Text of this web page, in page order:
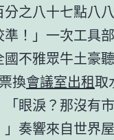
之八十七點八
！」一次工具
不雅眾牛土豪
換會議室出租取
眼淚？那沒有
奏響來自世界